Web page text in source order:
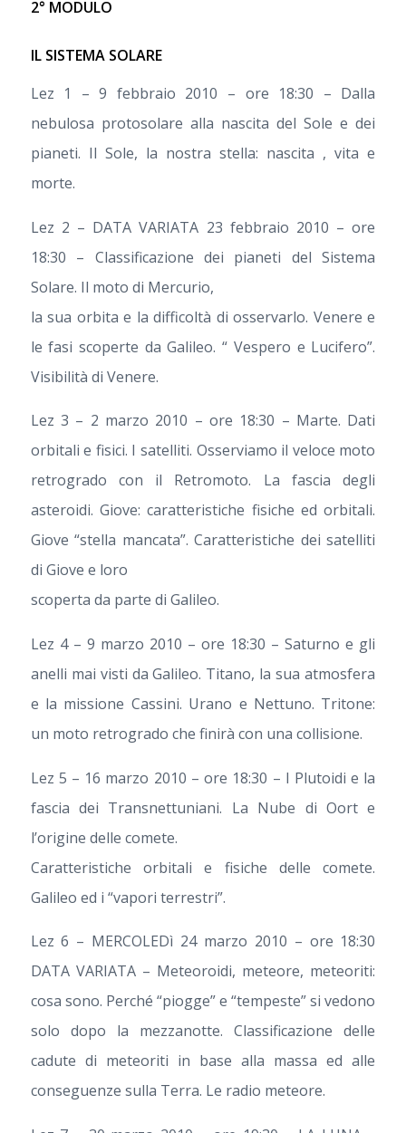
2° MODULO
IL SISTEMA SOLARE
Lez 1 – 9 febbraio 2010 – ore 18:30 – Dalla
nebulosa protosolare alla nascita del Sole e dei
pianeti. Il Sole, la nostra stella: nascita , vita e
morte.
Lez 2 – DATA VARIATA 23 febbraio 2010 – ore
18:30 – Classificazione dei pianeti del Sistema
Solare. Il moto di Mercurio,
la sua orbita e la difficoltà di osservarlo. Venere e
le fasi scoperte da Galileo. “ Vespero e Lucifero”.
Visibilità di Venere.
Lez 3 – 2 marzo 2010 – ore 18:30 – Marte. Dati
orbitali e fisici. I satelliti. Osserviamo il veloce moto
retrogrado con il Retromoto. La fascia degli
asteroidi. Giove: caratteristiche fisiche ed orbitali.
Giove “stella mancata”. Caratteristiche dei satelliti
di Giove e loro
scoperta da parte di Galileo.
Lez 4 – 9 marzo 2010 – ore 18:30 – Saturno e gli
anelli mai visti da Galileo. Titano, la sua atmosfera
e la missione Cassini. Urano e Nettuno. Tritone:
un moto retrogrado che finirà con una collisione.
Lez 5 – 16 marzo 2010 – ore 18:30 – I Plutoidi e la
fascia dei Transnettuniani. La Nube di Oort e
l’origine delle comete.
Caratteristiche orbitali e fisiche delle comete.
Galileo ed i “vapori terrestri”.
Lez 6 – MERCOLEDì 24 marzo 2010 – ore 18:30
DATA VARIATA – Meteoroidi, meteore, meteoriti:
cosa sono. Perché “piogge” e “tempeste” si vedono
solo dopo la mezzanotte. Classificazione delle
cadute di meteoriti in base alla massa ed alle
conseguenze sulla Terra. Le radio meteore.